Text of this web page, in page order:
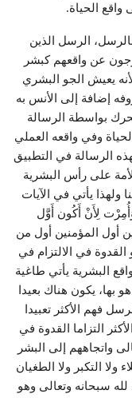
الحياة.
الرسل الذين
عن واقعهم كبشر
يعيش الجو البشري
إضافة إلى الأنس به
بواسطة الرسالة
وفي واقعه العملي
الرسالة في التطبيق
على رأس البشرية
ولهذا يأتي في الآيات
لِأَنْ أَكُون أَوَّل
أول المؤمنين أول من
القدوة في الالتزام في
البشرية يأتي طاغية
بها، يكون هناك بعيدا
فهم الأكثر تعبيدا
التزاما القدوة في
واتجاههم إلى البشر
التكبر ولا الطغيان
لله سبحانه وتعالى وهو